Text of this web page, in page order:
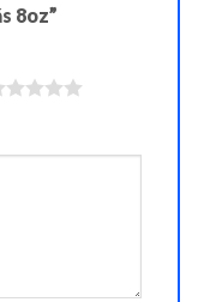
8oz”